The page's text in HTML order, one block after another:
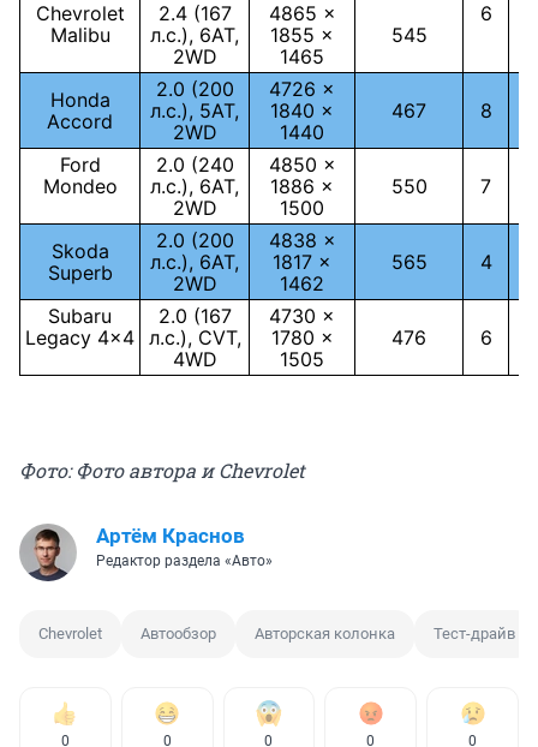
Chevrolet
Malibu
2.4 (167
л.с.), 6АТ,
2WD
4865 ×
1855 ×
1465
545
6
Honda
Accord
2.0 (200
л.с.), 5АТ,
2WD
4726 ×
1840 ×
1440
467 8
Ford
Mondeo
2.0 (240
л.с.), 6АТ,
2WD
4850 ×
1886 ×
1500
550 7
Skoda
Superb
2.0 (200
л.с.), 6АТ,
2WD
4838 ×
1817 ×
1462
565 4
Subaru
Legacy 4x4
2.0 (167
л.с.), CVT,
4WD
4730 ×
1780 ×
1505
476 6
Фото: Фото автора и Chevrolet
Артём Краснов
Редактор раздела «Авто»
Chevrolet Автообзор Авторская колонка Тест-драйв
0 0 0 0 0